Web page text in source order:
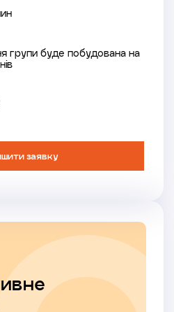
групи буде побудована на
заявку